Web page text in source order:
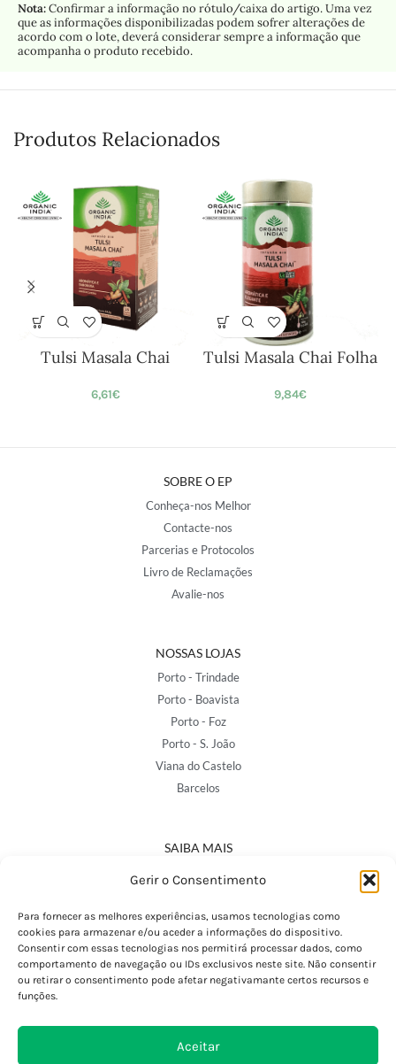
Gerir o Consentimento
Para fornecer as melhores experiências, usamos tecnologias como
cookies para armazenar e/ou aceder a informações do dispositivo.
Consentir com essas tecnologias nos permitirá processar dados, como
comportamento de navegação ou IDs exclusivos neste site. Não consentir
ou retirar o consentimento pode afetar negativamante certos recursos e
funções.
Aceitar
Nota:Confirmar a informação no rótulo/caixa do artigo. Uma vez
que as informações disponibilizadas podem sofrer alterações de
acordo com o lote, deverá considerar sempre a informação que
acompanha o produto recebido.
Produtos Relacionados
Tulsi Masala Chai
6,61€
Tulsi Masala Chai Folha
9,84€
SOBRE O EP
Conheça-nos Melhor
Contacte-nos
Parcerias e Protocolos
Livro de Reclamações
Avalie-nos
NOSSAS LOJAS
Porto - Trindade
Porto - Boavista
Porto - Foz
Porto - S. João
Viana do Castelo
Barcelos
SAIBA MAIS
Política de Privacidade
Termos e Condições
Perguntas Frequentes
Custos de Envio
Encomendas Internacionais
Devoluções e Trocas